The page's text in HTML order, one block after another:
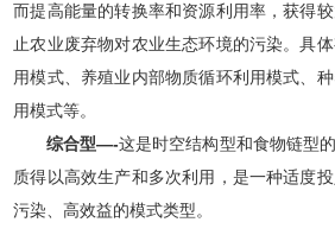
而提高能量的转换率和资源利用率，获得
止农业废弃物对农业生态环境的污染。具
用模式、养殖业内部物质循环利用模式、
用模式等。
综合型—-这是时空结构型和食物链型
质得以高效生产和多次利用，是一种适度
污染、高效益的模式类型。